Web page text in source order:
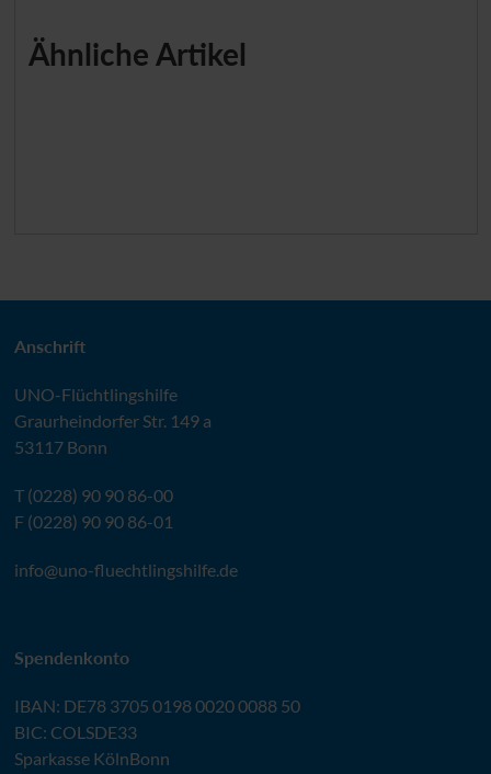
Ähnliche Artikel
Anschrift
UNO-Flüchtlingshilfe
Graurheindorfer Str. 149 a
53117 Bonn
T (0228) 90 90 86-00
F (0228) 90 90 86-01
info@uno-fluechtlingshilfe.de
Spendenkonto
IBAN: DE78 3705 0198 0020 0088 50
BIC: COLSDE33
Sparkasse KölnBonn